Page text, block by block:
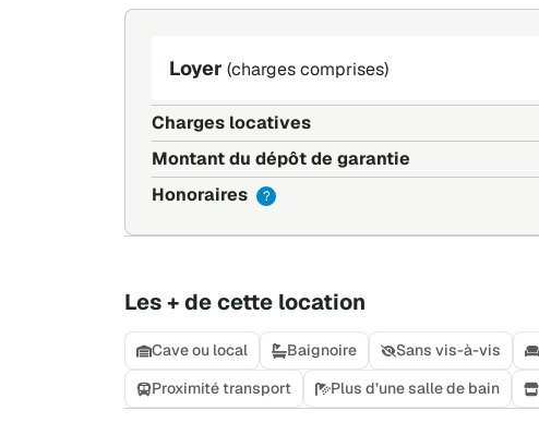
Loyer (charges comprises)
Charges locatives
Montant du dépôt de garantie
Honoraires
?
Les + de cette location
Cave ou local Baignoire Sans vis-à-vis
Proximité transport
Plus d’une salle de bain